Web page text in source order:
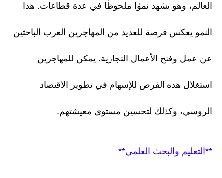
العالم، وهو يشهد نموًا ملحوظًا في عدة قطاعات. هذا
النمو يعكس فرصة للعديد من المهاجرين العرب الباحثين
عن عمل وفتح الأعمال التجارية. يمكن للمهاجرين
استغلال هذه الفرص للإسهام في تطوير الاقتصاد
الروسي، وكذلك لتحسين مستوى معيشتهم.
**التعليم والبحث العلمي**